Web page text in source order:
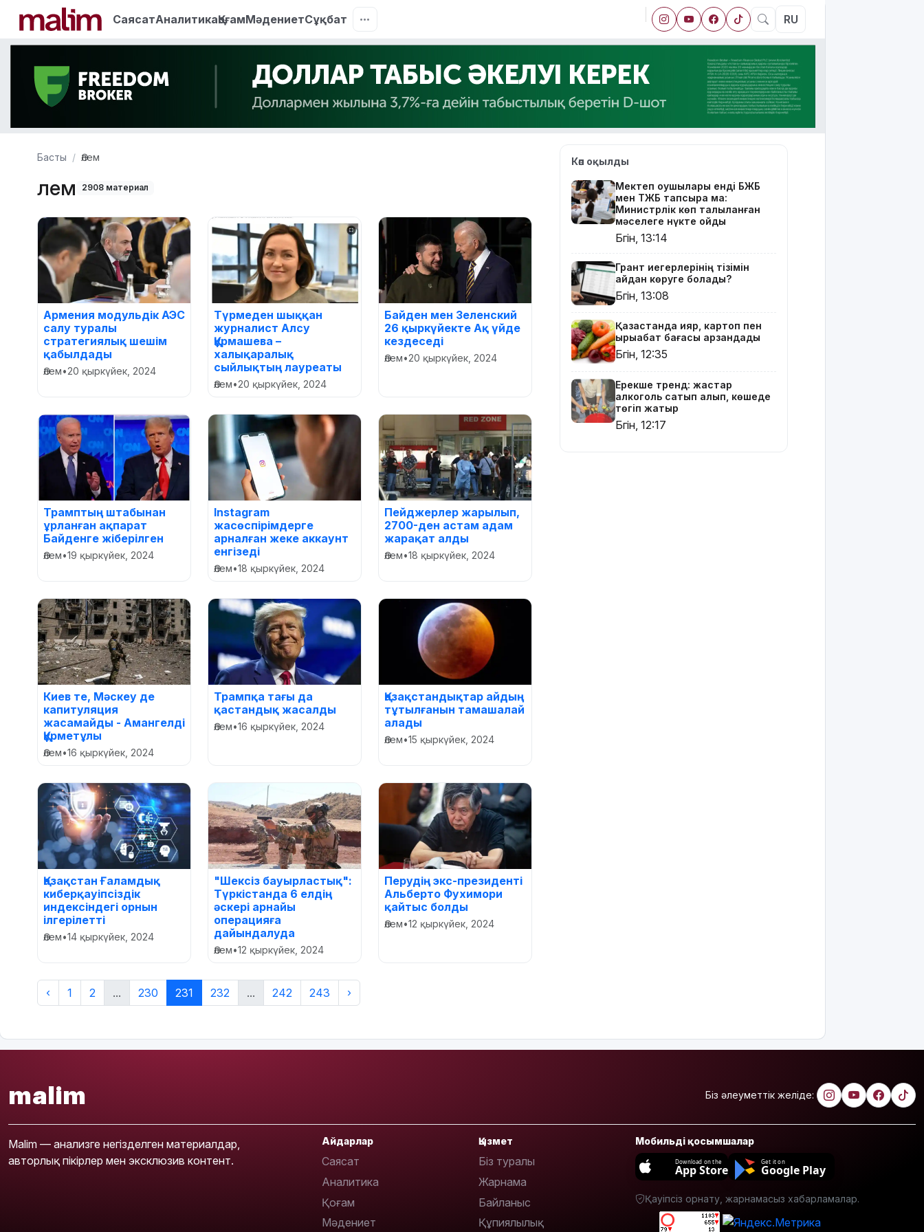
СаясатАналитикаҚоғамМәдениетСұқбат RU
Басты Әлем
Әлем 2908 материал
Армения модульдік АЭС
салу туралы
стратегиялық шешім
қабылдады
Әлем•20 қыркүйек, 2024
Түрмеден шыққан
журналист Алсу
Құрмашева –
халықаралық
сыйлықтың лауреаты
Әлем•20 қыркүйек, 2024
Байден мен Зеленский
26 қыркүйекте Ақ үйде
кездеседі
Әлем•20 қыркүйек, 2024
Трамптың штабынан
ұрланған ақпарат
Байденге жіберілген
Әлем•19 қыркүйек, 2024
Instagram
жасөспірімдерге
арналған жеке аккаунт
енгізеді
Әлем•18 қыркүйек, 2024
Пейджерлер жарылып,
2700-ден астам адам
жарақат алды
Әлем•18 қыркүйек, 2024
Киев те, Мәскеу де
капитуляция
жасамайды - Амангелді
Құрметұлы
Әлем•16 қыркүйек, 2024
Трампқа тағы да
қастандық жасалды
Әлем•16 қыркүйек, 2024
Қазақстандықтар айдың
тұтылғанын тамашалай
алады
Әлем•15 қыркүйек, 2024
Қазақстан Ғаламдық
киберқауіпсіздік
индексіндегі орнын
ілгерілетті
Әлем•14 қыркүйек, 2024
"Шексіз бауырластық":
Түркістанда 6 елдің
әскері арнайы
операцияға
дайындалуда
Әлем•12 қыркүйек, 2024
Перудің экс-президенті
Альберто Фухимори
қайтыс болды
Әлем•12 қыркүйек, 2024
‹ 1 2 ... 230 231 232 ... 242 243 ›
Көп оқылды
Мектеп оқушылары енді БЖБ
мен ТЖБ тапсыра ма:
Министрлік көп талқыланған
мәселеге нүкте қойды
Бүгін, 13:14
Грант иегерлерінің тізімін
қайдан көруге болады?
Бүгін, 13:08
Қазақстанда қияр, картоп пен
қырыққабат бағасы арзандады
Бүгін, 12:35
Ерекше тренд: жастар
алкоголь сатып алып, көшеде
төгіп жатыр
Бүгін, 12:17
malim Біз әлеуметтік желіде:
Malim — анализге негізделген материалдар,
авторлық пікірлер мен эксклюзив контент.
Айдарлар
Саясат
Аналитика
Қоғам
Мәдениет
Қызмет
Біз туралы
Жарнама
Байланыс
Құпиялылық
Мобильді қосымшалар
Download on the
App Store
Get it on
Google Play
Қауіпсіз орнату, жарнамасыз хабарламалар.